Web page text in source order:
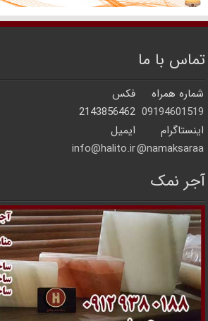
تماس با ما
شماره همراه
فکس
09194601519
2143856462
اینستاگرام
ایمیل
namaksaraa@
info@halito.ir
آجر نمک